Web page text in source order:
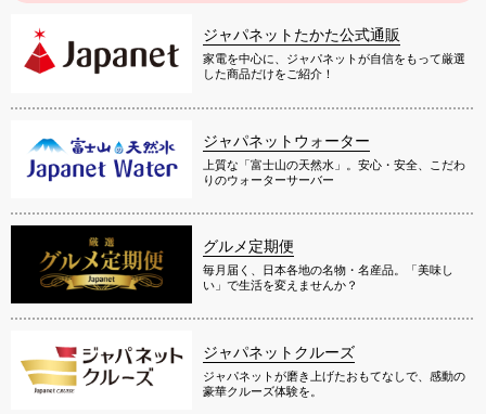
ジャパネットたかた公式通販
家電を中心に、ジャパネットが自信をもって厳選
した商品だけをご紹介！
ジャパネットウォーター
上質な「富士山の天然水」。安心・安全、こだわ
りのウォーターサーバー
グルメ定期便
毎月届く、日本各地の名物・名産品。「美味し
い」で生活を変えませんか？
ジャパネットクルーズ
ジャパネットが磨き上げたおもてなしで、感動の
豪華クルーズ体験を。